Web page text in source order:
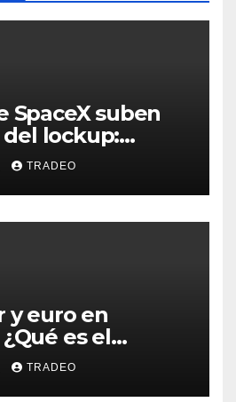
SpaceX suben
del lockup:
podrían llegar
TRADEO
y euro en
es el
and
TRADEO